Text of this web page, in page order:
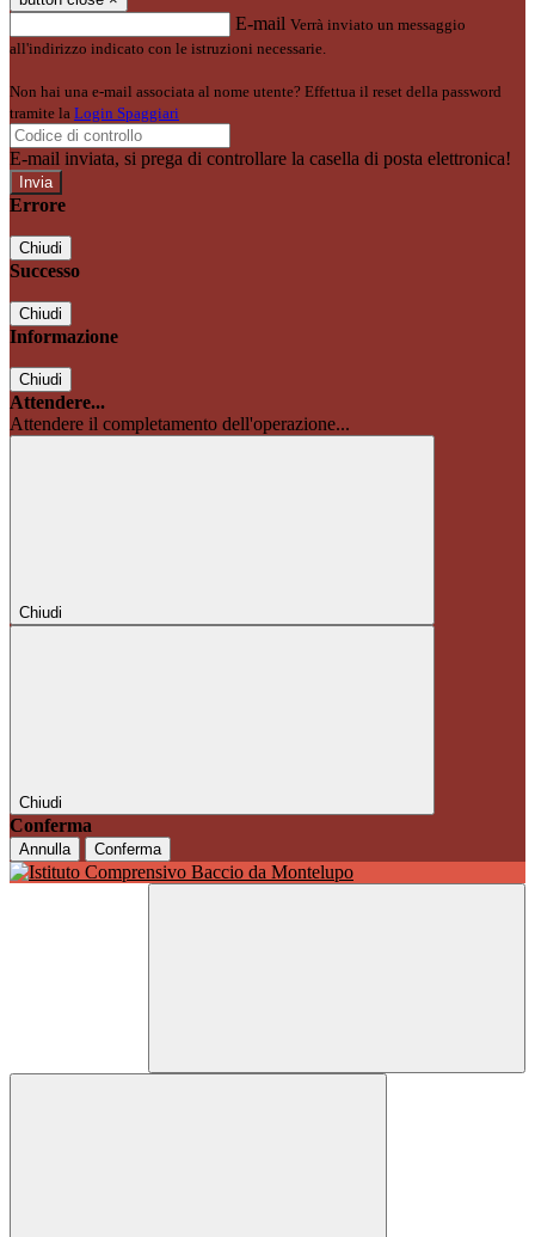
E-mail Verrà inviato un messaggio
all'indirizzo indicato con le istruzioni necessarie.
Non hai una e-mail associata al nome utente? Effettua il reset della password
tramite la Login Spaggiari
E-mail inviata, si prega di controllare la casella di posta elettronica!
Errore
Chiudi
Successo
Chiudi
Informazione
Chiudi
Attendere...
Attendere il completamento dell'operazione...
Chiudi
Chiudi
Conferma
Annulla Conferma